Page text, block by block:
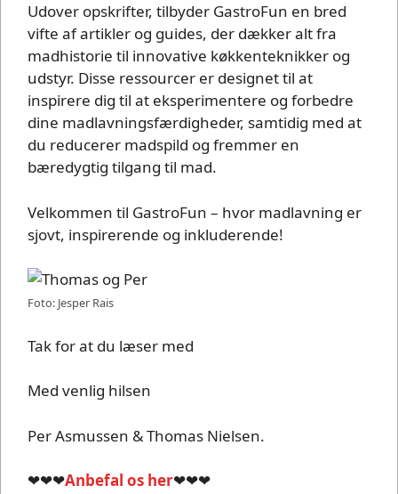
Udover opskrifter, tilbyder GastroFun en bred
vifte af artikler og guides, der dækker alt fra
madhistorie til innovative køkkenteknikker og
udstyr. Disse ressourcer er designet til at
inspirere dig til at eksperimentere og forbedre
dine madlavningsfærdigheder, samtidig med at
du reducerer madspild og fremmer en
bæredygtig tilgang til mad.
Velkommen til GastroFun – hvor madlavning er
sjovt, inspirerende og inkluderende!
Foto: Jesper Rais
Tak for at du læser med
Med venlig hilsen
Per Asmussen & Thomas Nielsen.
❤❤❤Anbefal os her❤❤❤